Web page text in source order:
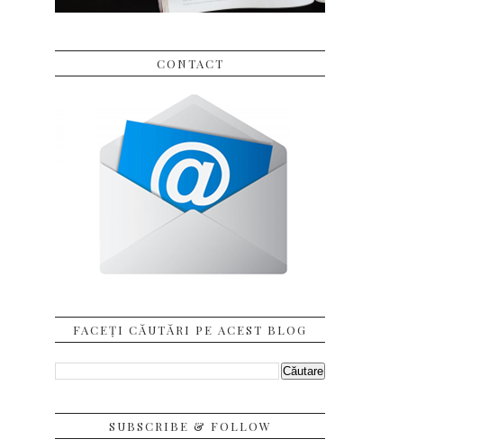
CONTACT
FACEȚI CĂUTĂRI PE ACEST BLOG
SUBSCRIBE & FOLLOW